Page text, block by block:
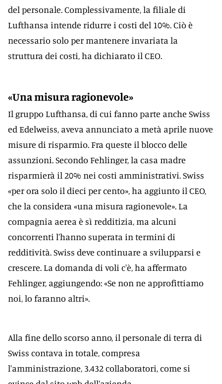
del personale. Complessivamente, la filiale di
Lufthansa intende ridurre i costi del 10%. Ciò è
necessario solo per mantenere invariata la
struttura dei costi, ha dichiarato il CEO.
«Una misura ragionevole»
Il gruppo Lufthansa, di cui fanno parte anche Swiss
ed Edelweiss, aveva annunciato a metà aprile nuove
misure di risparmio. Fra queste il blocco delle
assunzioni. Secondo Fehlinger, la casa madre
risparmierà il 20% nei costi amministrativi. Swiss
«per ora solo il dieci per cento», ha aggiunto il CEO,
che la considera «una misura ragionevole». La
compagnia aerea è sì redditizia, ma alcuni
concorrenti l'hanno superata in termini di
redditività. Swiss deve continuare a svilupparsi e
crescere. La domanda di voli c'è, ha affermato
Fehlinger, aggiungendo: «Se non ne approfittiamo
noi, lo faranno altri».
Alla fine dello scorso anno, il personale di terra di
Swiss contava in totale, compresa
l'amministrazione, 3.432 collaboratori, come si